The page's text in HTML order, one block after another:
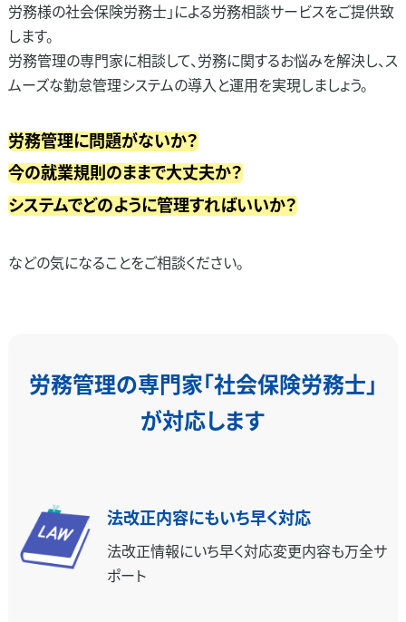
労務様の社会保険労務士」による労務相談サービスをご提供致
します。
労務管理の専門家に相談して、労務に関するお悩みを解決し、ス
ムーズな勤怠管理システムの導入と運用を実現しましょう。
労務管理に問題がないか？
今の就業規則のままで大丈夫か？
システムでどのように管理すればいいか？
などの気になることをご相談ください。
労務管理の専門家「社会保険労務士」
が対応します
法改正内容にもいち早く対応
法改正情報にいち早く対応変更内容も万全サ
ポート